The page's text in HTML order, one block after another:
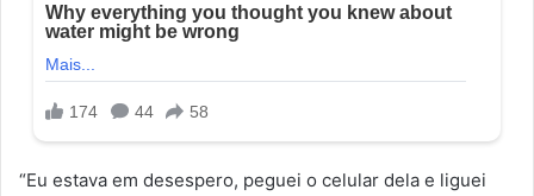
“Eu estava em desespero, peguei o celular dela e liguei